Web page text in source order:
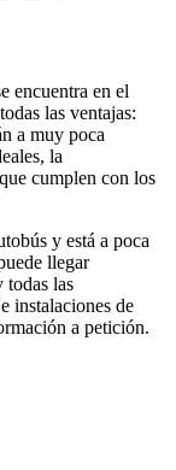
encuentra en el
las ventajas:
a muy poca
la
cumplen con los
y está a poca
llegar
todas las
instalaciones de
a petición.